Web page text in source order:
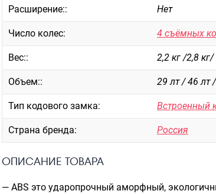
Расширение:: Нет
Число колес: 4 съёмных
Вес:: 2,2 кг /2,8 кг/
Объем:: 29 лт / 46 лт
Тип кодового замка: Встроенный
Страна бренда: Россия
ОПИСАНИЕ ТОВАРА
— ABS это ударопрочный аморфный,